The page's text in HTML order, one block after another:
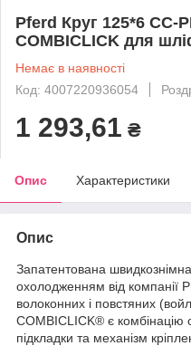
Pferd Круг 125*6 CC-
COMBICLICK для
Немає в наявності
Код: 4007220936054
1 293,61 ₴
Опис Характеристики
Опис
Запатентована
охолодженням від компанії
волоконних і повстяних
COMBICLICK® є комбінацію
підкладки та механізм